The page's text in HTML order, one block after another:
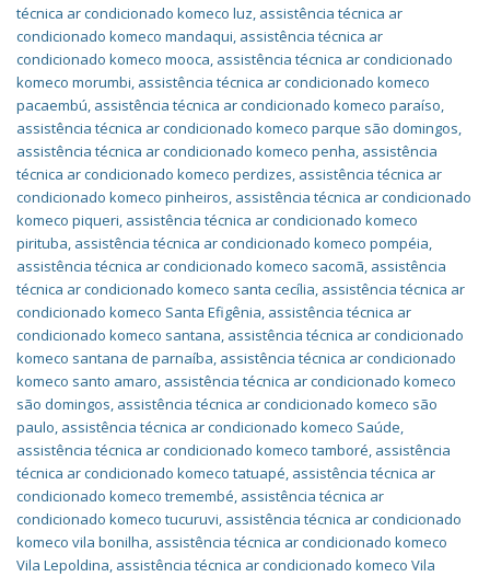
técnica ar condicionado komeco luz, assistência técnica ar
condicionado komeco mandaqui, assistência técnica ar
condicionado komeco mooca, assistência técnica ar condicionado
komeco morumbi, assistência técnica ar condicionado komeco
pacaembú, assistência técnica ar condicionado komeco paraíso,
assistência técnica ar condicionado komeco parque são domingos,
assistência técnica ar condicionado komeco penha, assistência
técnica ar condicionado komeco perdizes, assistência técnica ar
condicionado komeco pinheiros, assistência técnica ar condicionado
komeco piqueri, assistência técnica ar condicionado komeco
pirituba, assistência técnica ar condicionado komeco pompéia,
assistência técnica ar condicionado komeco sacomã, assistência
técnica ar condicionado komeco santa cecília, assistência técnica ar
condicionado komeco Santa Efigênia, assistência técnica ar
condicionado komeco santana, assistência técnica ar condicionado
komeco santana de parnaíba, assistência técnica ar condicionado
komeco santo amaro, assistência técnica ar condicionado komeco
são domingos, assistência técnica ar condicionado komeco são
paulo, assistência técnica ar condicionado komeco Saúde,
assistência técnica ar condicionado komeco tamboré, assistência
técnica ar condicionado komeco tatuapé, assistência técnica ar
condicionado komeco tremembé, assistência técnica ar
condicionado komeco tucuruvi, assistência técnica ar condicionado
komeco vila bonilha, assistência técnica ar condicionado komeco
Vila Lepoldina, assistência técnica ar condicionado komeco Vila